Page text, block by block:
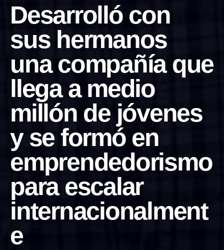
Desarrolló con
sus hermanos
una compañía que
llega a medio
millón de jóvenes
y se formó en
emprendedorismo
para escalar
internacionalment
e